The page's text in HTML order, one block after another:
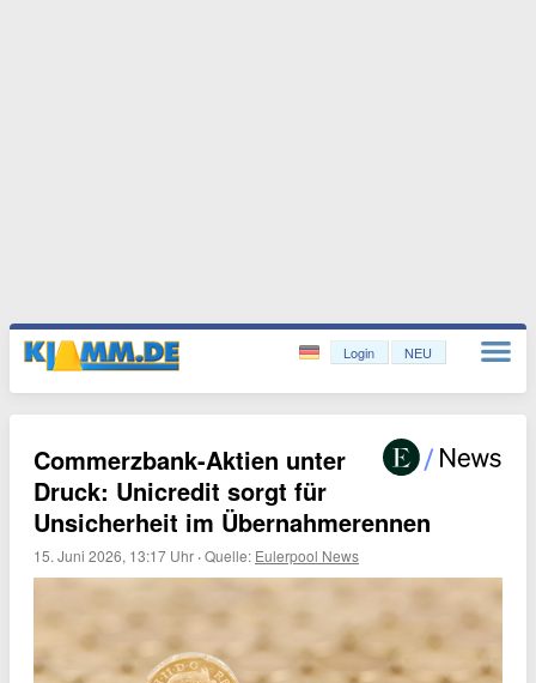
Login NEU
Commerzbank-Aktien unter
Druck: Unicredit sorgt für
Unsicherheit im Übernahmerennen
15. Juni 2026, 13:17 Uhr ·Quelle: Eulerpool News